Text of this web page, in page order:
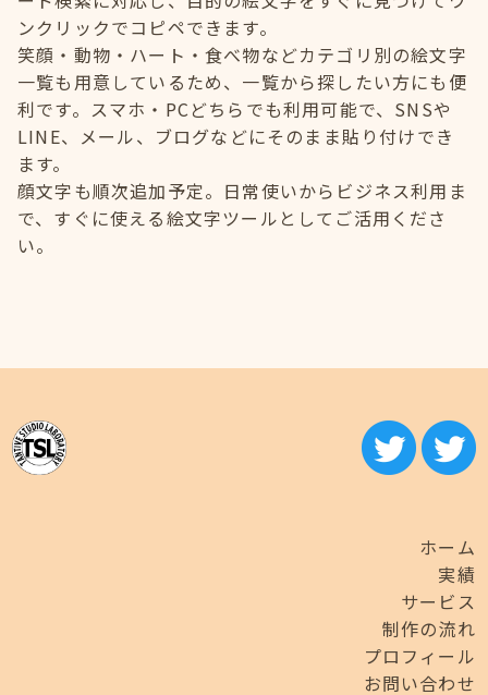
ンクリックでコピペできます。
笑顔・動物・ハート・食べ物などカテゴリ別の絵文字
一覧も用意しているため、一覧から探したい方にも便
利です。スマホ・PCどちらでも利用可能で、SNSや
LINE、メール、ブログなどにそのまま貼り付けでき
ます。
顔文字も順次追加予定。日常使いからビジネス利用ま
で、すぐに使える絵文字ツールとしてご活用くださ
い。
ホーム
実績
サービス
制作の流れ
プロフィール
お問い合わせ